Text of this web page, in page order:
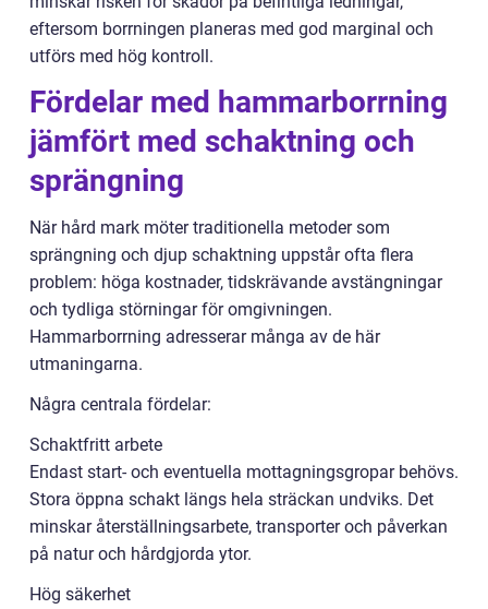
eftersom borrningen planeras med god marginal och
utförs med hög kontroll.
Fördelar med hammarborrning
jämfört med schaktning och
sprängning
När hård mark möter traditionella metoder som
sprängning och djup schaktning uppstår ofta flera
problem: höga kostnader, tidskrävande avstängningar
och tydliga störningar för omgivningen.
Hammarborrning adresserar många av de här
utmaningarna.
Några centrala fördelar:
Schaktfritt arbete
Endast start- och eventuella mottagningsgropar behövs.
Stora öppna schakt längs hela sträckan undviks. Det
minskar återställningsarbete, transporter och påverkan
på natur och hårdgjorda ytor.
Hög säkerhet